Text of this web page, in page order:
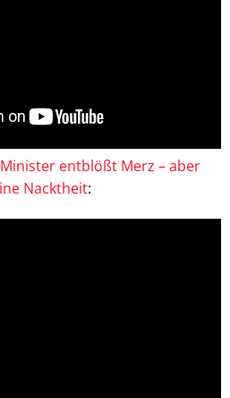
entblößt Merz – aber
Nacktheit: